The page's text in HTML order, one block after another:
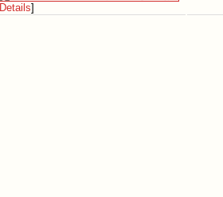
Details]